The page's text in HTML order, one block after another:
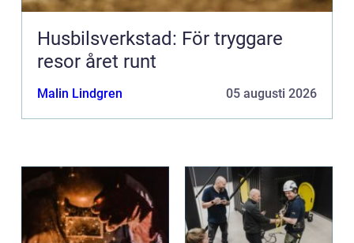
Husbilsverkstad: För tryggare
resor året runt
Malin Lindgren 05 augusti 2026